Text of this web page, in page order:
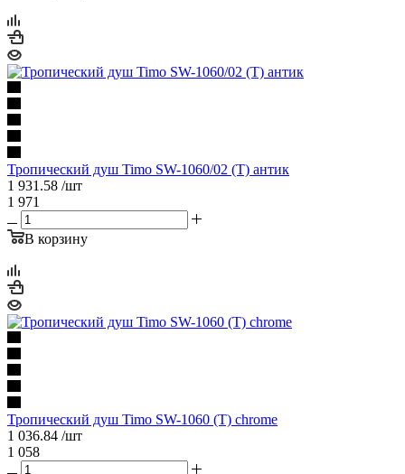
Тропический душ Timo SW-1060/02 (T) антик
1 931.58 /шт
1 971
В корзину
Тропический душ Timo SW-1060 (T) chrome
1 036.84 /шт
1 058